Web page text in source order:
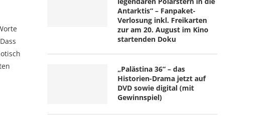
Antarktis“ – Fanpaket-
Verlosung inkl. Freikarten
zur am 20. August im Kino
startenden Doku
„Palästina 36“ – das
Historien-Drama jetzt auf
DVD sowie digital (mit
Gewinnspiel)